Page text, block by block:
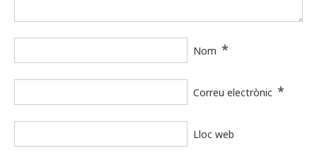
Nom *
Correu electrònic *
Lloc web